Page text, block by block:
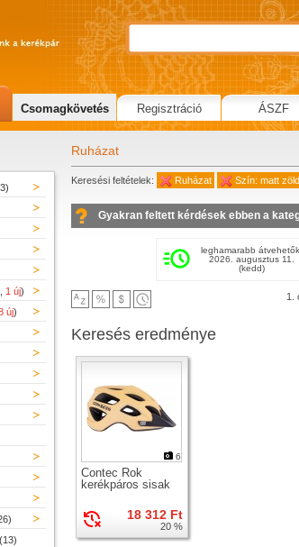
1 új)
új)
(13)
Ruházat
Keresési feltételek: Ruházat Szín: matt
Gyakran feltett kérdések ebben a
leghamarabb
2026. augusztus 11.
(kedd)
1.
Keresés eredménye
6
Contec Rok
kerékpáros sisak
18 312 Ft
20 %
Csomagkövetés Regisztráció ÁSZF